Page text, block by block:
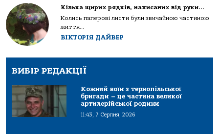
Кілька щирих рядків, написаних від руки…
Колись паперові листи були звичайною частиною
життя...
ВІКТОРІЯ ДАЙВЕР
ВИБІР РЕДАКЦІЇ
Кожний воїн з тернопільської
бригади – це частина великої
артилерійської родини
11:43, 7 Серпня, 2026